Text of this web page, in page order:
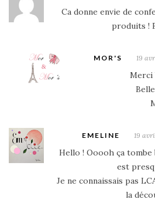
Ca donne envie de
produits !
MOR'S 19
Merci
EMELINE 19
Hello ! Ooooh ça tombe
est
Je ne connaissais pas
la